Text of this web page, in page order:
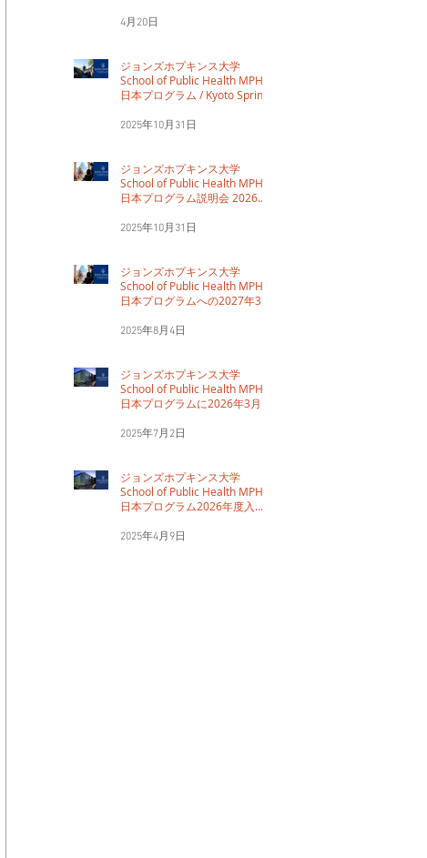
と統計学コース1科目（統計学
4月20日
ジョンズホプキンス大学
School of Public Health MPH
日本プログラム / Kyoto Spring
ジウム 2026年3月22日（日）
2025年10月31日
ジョンズホプキンス大学
School of Public Health MPH
日本プログラム説明会 2026年
16:00（東京会場＋オンライン
2025年10月31日
ジョンズホプキンス大学
School of Public Health MPH
日本プログラムへの2027年3月
「日本向け特別学習プログラム
2025年8月4日
ジョンズホプキンス大学
School of Public Health MPH
日本プログラムに2026年3月入
本向け特別学習プログラム
2025年7月2日
ジョンズホプキンス大学
School of Public Health MPH
日本プログラム2026年度入学
SSPJ」Summer Instituteの受付
2025年4月9日